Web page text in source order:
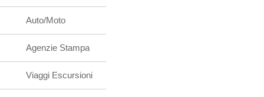
Auto/Moto
Agenzie Stampa
Viaggi Escursioni